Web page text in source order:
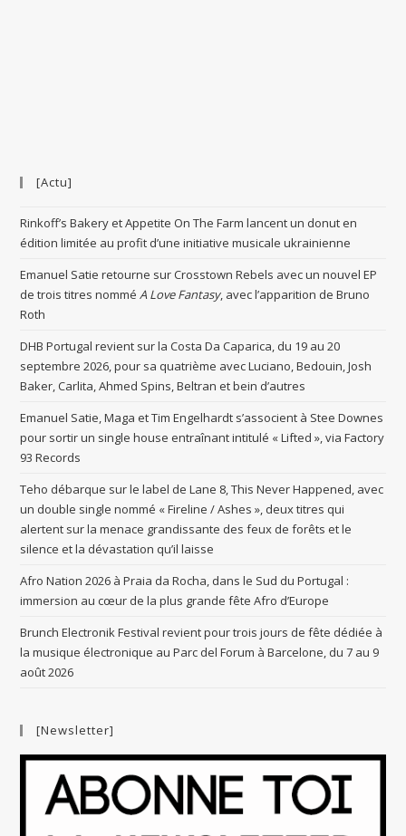
[Actu]
Rinkoff’s Bakery et Appetite On The Farm lancent un donut en
édition limitée au profit d’une initiative musicale ukrainienne
Emanuel Satie retourne sur Crosstown Rebels avec un nouvel EP
de trois titres nommé A Love Fantasy, avec l’apparition de Bruno
Roth
DHB Portugal revient sur la Costa Da Caparica, du 19 au 20
septembre 2026, pour sa quatrième avec Luciano, Bedouin, Josh
Baker, Carlita, Ahmed Spins, Beltran et bein d’autres
Emanuel Satie, Maga et Tim Engelhardt s’associent à Stee Downes
pour sortir un single house entraînant intitulé « Lifted », via Factory
93 Records
Teho débarque sur le label de Lane 8, This Never Happened, avec
un double single nommé « Fireline / Ashes », deux titres qui
alertent sur la menace grandissante des feux de forêts et le
silence et la dévastation qu’il laisse
Afro Nation 2026 à Praia da Rocha, dans le Sud du Portugal :
immersion au cœur de la plus grande fête Afro d’Europe
Brunch Electronik Festival revient pour trois jours de fête dédiée à
la musique électronique au Parc del Forum à Barcelone, du 7 au 9
août 2026
[Newsletter]